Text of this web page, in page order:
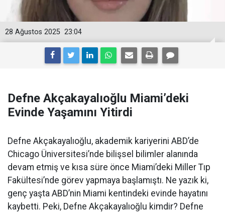
23:04
28 Ağustos 2025
Defne Akçakayalıoğlu Miami’deki
Evinde Yaşamını Yitirdi
Defne Akçakayalıoğlu, akademik kariyerini ABD’de
Chicago Üniversitesi’nde bilişsel bilimler alanında
devam etmiş ve kısa süre önce Miami’deki Miller Tıp
Fakültesi’nde görev yapmaya başlamıştı. Ne yazık ki,
genç yaşta ABD’nin Miami kentindeki evinde hayatını
kaybetti. Peki, Defne Akçakayalıoğlu kimdir? Defne